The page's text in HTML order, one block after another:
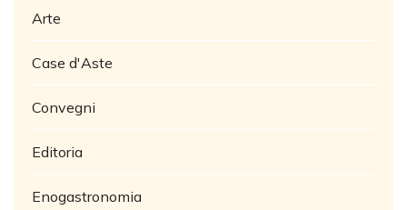
Arte
Case d'Aste
Convegni
Editoria
Enogastronomia